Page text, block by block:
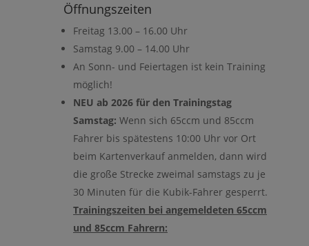
Öffnungszeiten
Freitag 13.00 – 16.00 Uhr
Samstag 9.00 – 14.00 Uhr
An Sonn- und Feiertagen ist kein Training
möglich!
NEU ab 2026 für den Trainingstag
Samstag: Wenn sich 65ccm und 85ccm
Fahrer bis spätestens 10:00 Uhr vor Ort
beim Kartenverkauf anmelden, dann wird
die große Strecke zweimal samstags zu je
30 Minuten für die Kubik-Fahrer gesperrt.
Trainingszeiten bei angemeldeten 65ccm
und 85ccm Fahrern: